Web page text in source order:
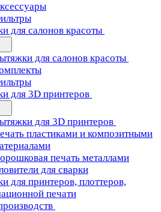
для салонов красоты
для салонов красоты
для 3D принтеров
для 3D принтеров
пластиками и композитными
печать металлами
для сварки
для принтеров, плоттеров,
печати